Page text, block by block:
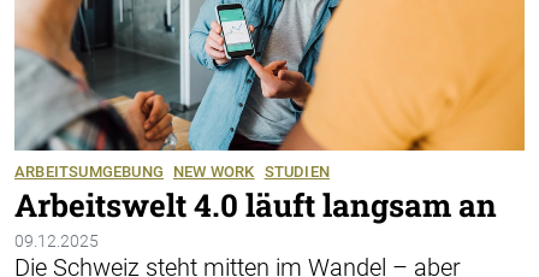
ARBEITSUMGEBUNG NEW WORK STUDIEN
Arbeitswelt 4.0 läuft langsam an
09.12.2025
Die Schweiz steht mitten im Wandel – aber